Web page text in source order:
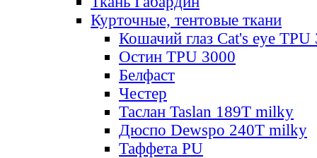
Курточные, тентовые ткани
Кошачий глаз Cat's eye TPU
Остин TPU 3000
Белфаст
Честер
Таслан Taslan 189T milky
Дюспо Dewspo 240T milky
Таффета PU